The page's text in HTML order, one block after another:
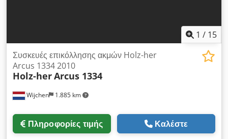
1 / 15
Wijchen 1.885 km
Συσκευές επικόλλησης ακμών Holz-her
Arcus 1334 2010
Holz-herArcus 1334
Πληροφορίες τιμής Καλέστε